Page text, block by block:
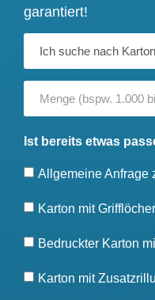
garantiert!
Ist bereits etwas
Allgemeine Anfrage
Karton mit Grifflöcher
Bedruckter Karton
Karton mit